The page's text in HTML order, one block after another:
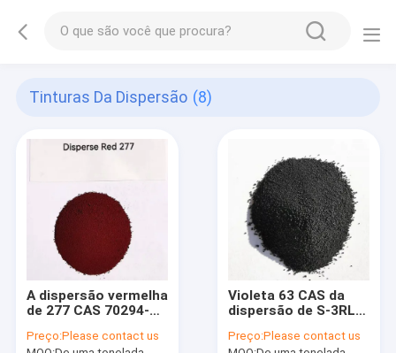
Tinturas Da Dispersão (8)
A dispersão vermelha
de 277 CAS 70294-
vermelho
Preço:Please contact us
Violeta 63 CAS da
dispersão de S-3RL
C19H19ClN6O3
Preço:Please contact us